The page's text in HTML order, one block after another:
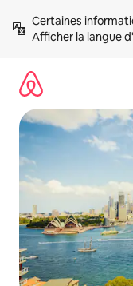
directement
Afficher la langue